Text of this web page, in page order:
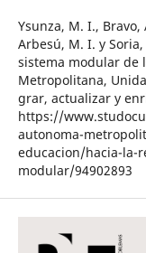
Ysunza, M. I., Bravo,
Arbesú, M. I. y
sistema modular de
Metropolitana,
grar, actualizar y
https://
autonoma-
educacion/hacia-la-
modular/94902893